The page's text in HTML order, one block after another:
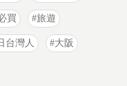
買 旅遊
台灣人 大阪